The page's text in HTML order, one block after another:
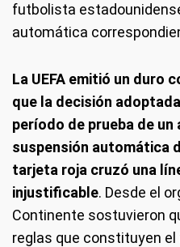
futbolista
automática
La UEFA emitió un duro
que la decisión
período de prueba de un
suspensión automática
tarjeta roja cruzó una
injustificable. Desde el
Continente sostuvieron
reglas que constituyen